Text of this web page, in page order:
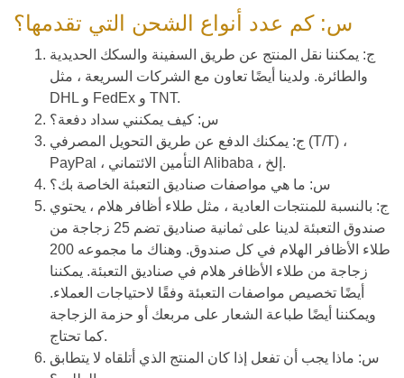
س: كم عدد أنواع الشحن التي تقدمها؟
ج: يمكننا نقل المنتج عن طريق السفينة والسكك الحديدية
والطائرة. ولدينا أيضًا تعاون مع الشركات السريعة ، مثل
DHL و FedEx و TNT.
س: كيف يمكنني سداد دفعة؟
ج: يمكنك الدفع عن طريق التحويل المصرفي (T/T) ،
PayPal ، التأمين الائتماني Alibaba ، إلخ.
س: ما هي مواصفات صناديق التعبئة الخاصة بك؟
ج: بالنسبة للمنتجات العادية ، مثل طلاء أظافر هلام ، يحتوي
صندوق التعبئة لدينا على ثمانية صناديق تضم 25 زجاجة من
طلاء الأظافر الهلام في كل صندوق. وهناك ما مجموعه 200
زجاجة من طلاء الأظافر هلام في صناديق التعبئة. يمكننا
أيضًا تخصيص مواصفات التعبئة وفقًا لاحتياجات العملاء.
ويمكننا أيضًا طباعة الشعار على مربعك أو حزمة الزجاجة
كما تحتاج.
س: ماذا يجب أن تفعل إذا كان المنتج الذي أتلقاه لا يتطابق